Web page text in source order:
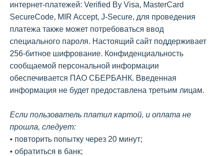
интернет-платежей: Verified By Visa, MasterCard
SecureCode, MIR Accept, J-Secure, для проведения
платежа также может потребоваться ввод
специального пароля. Настоящий сайт поддерживает
256-битное шифрование. Конфиденциальность
сообщаемой персональной информации
обеспечивается ПАО СБЕРБАНК. Введенная
информация не будет предоставлена третьим лицам.
Если пользователь платил картой, и оплата не
прошла, следует:
• повторить попытку через 20 минут;
• обратиться в банк;